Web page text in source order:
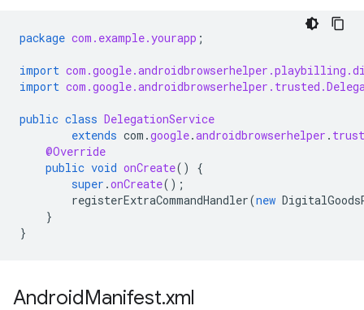
package com.example.yourapp ;
import
import
public class DelegationService
extends com .google.androidbrowserhelper .
@Override
public void onCreate()
{
super .onCreate();
registerExtraCommandHandler(new
}
}
AndroidManifest.xml